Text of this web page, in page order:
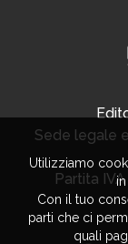
Sede legale
Partita
Utilizziamo
Con il tuo
parti che ci
quali